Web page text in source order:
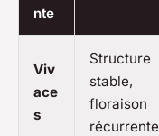
nte
Viv
ace
s
Structure
stable,
floraison
récurrente